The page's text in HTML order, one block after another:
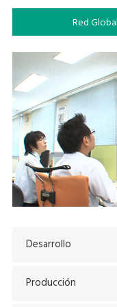
Red
Desarrollo
Producción